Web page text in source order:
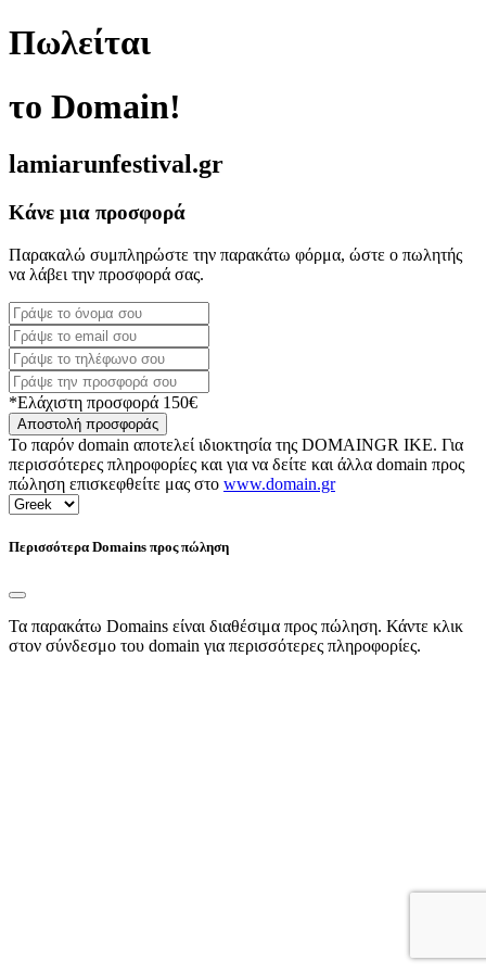
Πωλείται
το Domain!
lamiarunfestival.gr
Κάνε μια προσφορά
Παρακαλώ συμπληρώστε την παρακάτω φόρμα, ώστε ο πωλητής
να λάβει την προσφορά σας.
*Ελάχιστη προσφορά 150€
Αποστολή προσφοράς
Το παρόν domain αποτελεί ιδιοκτησία της DOMAINGR ΙΚΕ. Για
περισσότερες πληροφορίες και για να δείτε και άλλα domain προς
πώληση επισκεφθείτε μας στο www.domain.gr
Περισσότερα Domains προς πώληση
Τα παρακάτω Domains είναι διαθέσιμα προς πώληση. Κάντε κλικ
στον σύνδεσμο του domain για περισσότερες πληροφορίες.